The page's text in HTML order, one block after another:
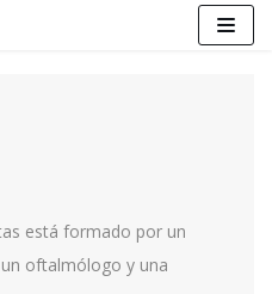
está formado por un
oftalmólogo y una